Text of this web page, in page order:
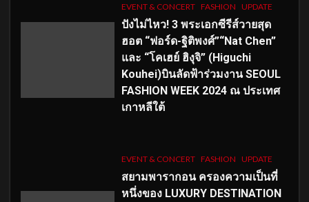
EVENT & CONCERT FASHION UPDATE
ปังไม่ไหว! 3 พระเอกซีรีส์วายสุด
ฮอต “ฟอร์ด-ฐิติพงศ์”“Nat Chen”
และ “โคเฮย์ ฮิงุจิ” (Higuchi
Kouhei)บินลัดฟ้าร่วมงาน SEOUL
FASHION WEEK 2024 ณ ประเทศ
เกาหลีใต้
EVENT & CONCERT FASHION UPDATE
สยามพารากอน ครองความเป็นที่
หนึ่งของ LUXURY DESTINATION